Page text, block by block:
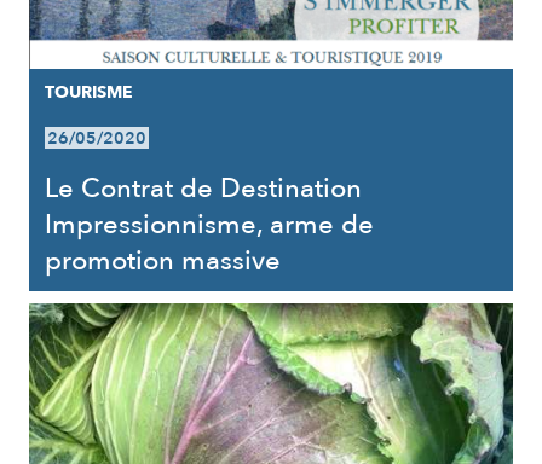
TOURISME
26/05/2020
Le Contrat de Destination
Impressionnisme, arme de
promotion massive